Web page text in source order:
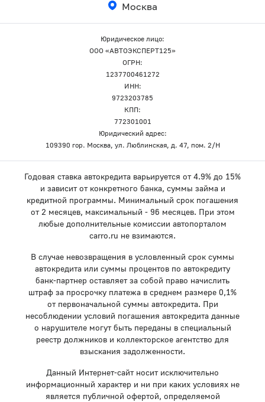
Москва
Юридическое лицо:
ООО «АВТОЭКСПЕРТ125»
ОГРН:
1237700461272
ИНН:
9723203785
КПП:
772301001
Юридический адрес:
109390 гор. Москва, ул. Люблинская, д. 47, пом. 2/Н
Годовая ставка автокредита варьируется от 4.9% до 15%
и зависит от конкретного банка, суммы займа и
кредитной программы. Минимальный срок погашения
от 2 месяцев, максимальный - 96 месяцев. При этом
любые дополнительные комиссии автопорталом
carro.ru не взимаются.
В случае невозвращения в условленный срок суммы
автокредита или суммы процентов по автокредиту
банк-партнер оставляет за собой право начислить
штраф за просрочку платежа в среднем размере 0,1%
от первоначальной суммы автокредита. При
несоблюдении условий погашения автокредита данные
о нарушителе могут быть переданы в специальный
реестр должников и коллекторское агентство для
взыскания задолженности.
Данный Интернет-сайт носит исключительно
информационный характер и ни при каких условиях не
является публичной офертой, определяемой